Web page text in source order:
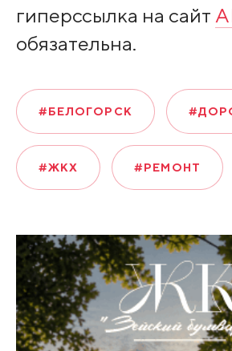
гиперссылка на сайт
обязательна.
#БЕЛОГОРСК
#ЖКХ #РЕМОНТ